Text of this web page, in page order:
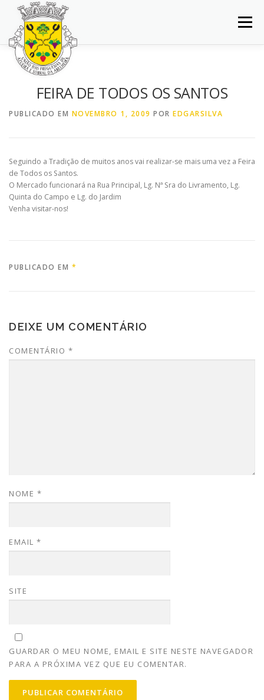
Saltar
conteúdo
Menu
INÍCIO JUNTA DE FREGUESIA
BALCÃO VIRTUAL NOTÍCIAS MAPA
FEIRA DE TODOS OS SANTOS
PUBLICADO EM NOVEMBRO 1, 2009 POR EDGARSILVA
Seguindo a Tradição de muitos anos vai realizar-se mais uma vez a Feira
de Todos os Santos.
O Mercado funcionará na Rua Principal, Lg. Nª Sra do Livramento, Lg.
Quinta do Campo e Lg. do Jardim
Venha visitar-nos!
PUBLICADO EM *
DEIXE UM COMENTÁRIO
COMENTÁRIO *
NOME *
EMAIL *
SITE
GUARDAR O MEU NOME, EMAIL E SITE NESTE NAVEGADOR
PARA A PRÓXIMA VEZ QUE EU COMENTAR.